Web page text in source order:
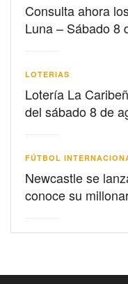
Consulta ahora
Luna – Sábado 8
LOTERIAS
Lotería La
del sábado 8 de
FÚTBOL
Newcastle se
conoce su